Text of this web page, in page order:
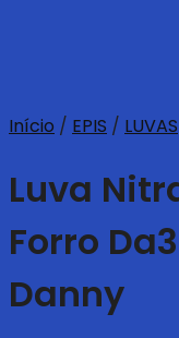
Início / EPIS / LUVAS
Luva
Forro
Danny